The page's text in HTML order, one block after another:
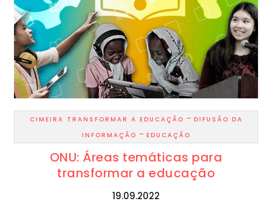
CIMEIRA TRANSFORMAR A EDUCAÇÃO - DIFUSÃO DA
INFORMAÇÃO - EDUCAÇÃO
ONU: Áreas temáticas para
transformar a educação
19.09.2022